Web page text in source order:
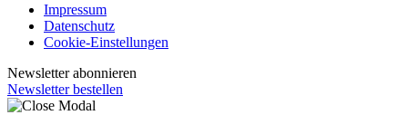
Impressum
Datenschutz
Cookie-Einstellungen
Newsletter abonnieren
Newsletter bestellen